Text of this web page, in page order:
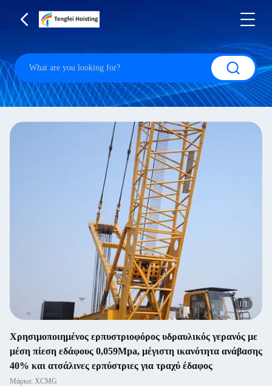
1/1
Χρησιμοποιημένος ερπυστριοφόρος υδραυλικός γερανός με
μέση πίεση εδάφους 0,059Mpa, μέγιστη ικανότητα ανάβασης
40% και ατσάλινες ερπύστριες για τραχύ έδαφος
Μάρκα: XCMG